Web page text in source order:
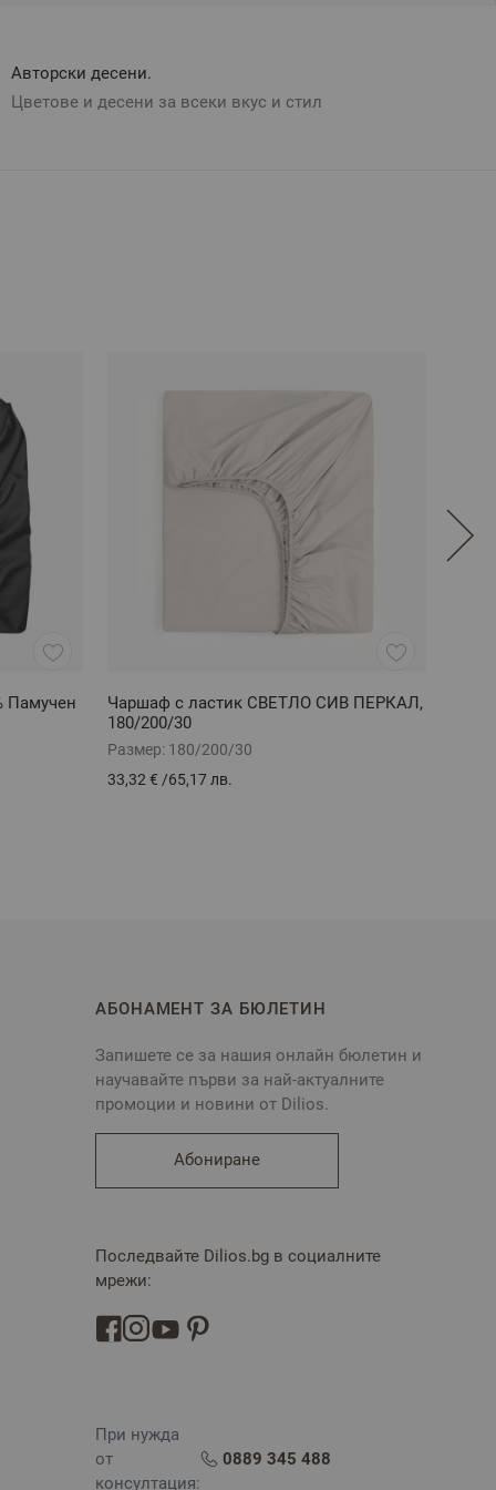
Авторски десени.
Цветове и десени за всеки вкус и стил
Памучен
Чаршаф с ластик СВЕТЛО СИВ ПЕРКАЛ,
180/200/30
Размер: 180/200/30
33,32 € /65,17 лв.
АБОНАМЕНТ ЗА БЮЛЕТИН
Запишете се за нашия онлайн бюлетин и
научавайте първи за най-актуалните
промоции и новини от Dilios.
Абониране
Последвайте Dilios.bg в социалните
мрежи:
При нужда
от
консултация:
0889 345 488